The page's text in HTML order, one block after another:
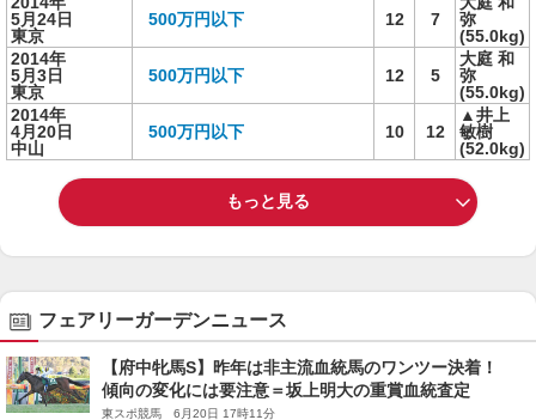
5月24日
東京
500万円以下 12 7
弥
(55.0kg)
2014年
5月3日
東京
500万円以下 12 5
大庭 和
弥
(55.0kg)
2014年
4月20日
中山
500万円以下 10 12
▲井上
敏樹
(52.0kg)
もっと見る
フェアリーガーデンニュース
【府中牝馬S】昨年は非主流血統馬のワンツー決着！
傾向の変化には要注意＝坂上明大の重賞血統査定
東スポ競馬 6月20日 17時11分